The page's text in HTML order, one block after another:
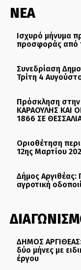
ΝΕΑ
Ισχυρό μήνυμα
προσφοράς από
Συνεδρίαση
Τρίτη 4
Πρόσκληση στην
ΚΑΡΑΟΥΛΗΣ ΚΑΙ
1866 ΣΕ
Οριοθέτηση
12ης Μαρτίου
Δήμος Αργιθέας:
αγροτική
ΔΗΜΟΣ
δύο μήνες με
έργου